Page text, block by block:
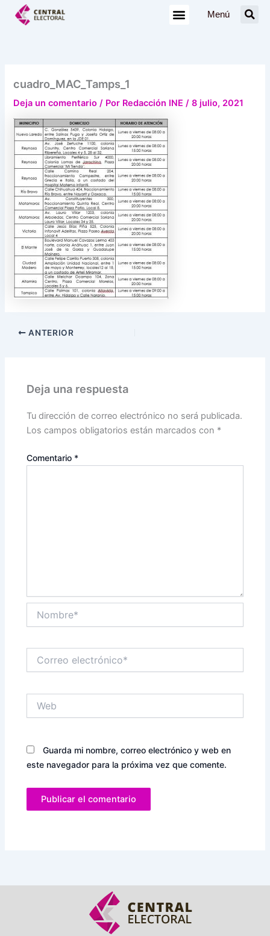
Menú
cuadro_MAC_Tamps_1
Deja un comentario / Por Redacción INE/8 julio, 2021
ANTERIOR
Deja una respuesta
Tu dirección de correo electrónico no será publicada.
Los campos obligatorios están marcados con *
Comentario *
electrónico*
Guarda mi nombre, correo electrónico y web en
este navegador para la próxima vez que comente.